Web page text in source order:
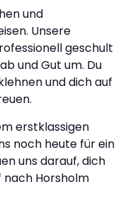
und
Unsere
geschult
und Gut um. Du
und dich auf
erstklassigen
noch heute für ein
uns darauf, dich
nach Horsholm